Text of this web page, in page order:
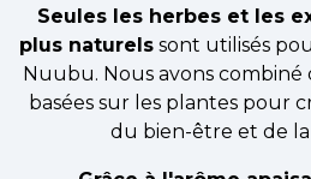
Seules les herbes et les
plus naturelssont utilisés
Nuubu. Nous avons combiné
basées sur les plantes pour
du bien-être et de